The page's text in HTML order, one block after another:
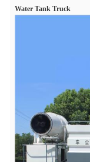
Water Tank Truck